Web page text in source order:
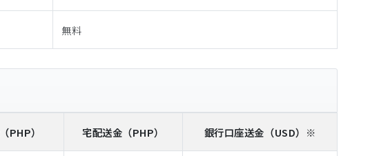
無料
（PHP） 宅配送金 （PHP） 銀行口座送金 （USD）※